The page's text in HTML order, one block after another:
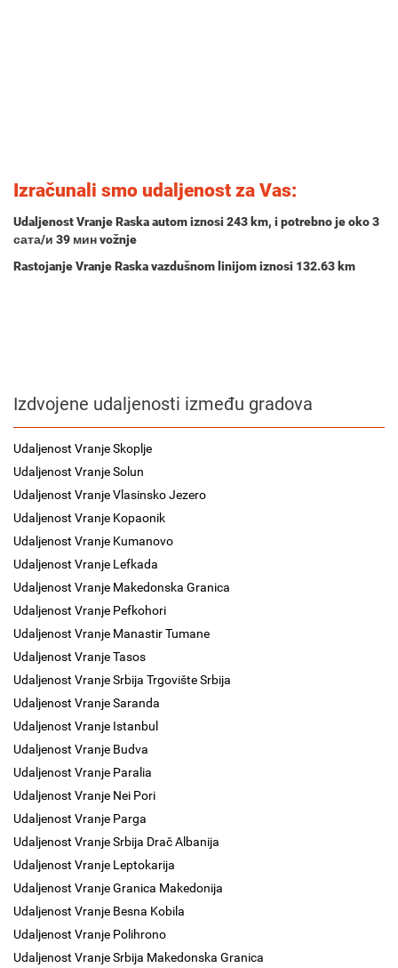
Izračunali smo udaljenost za Vas:
Udaljenost Vranje Raska autom iznosi 243 km, i potrebno je oko3
сата/и 39 минvožnje
Rastojanje Vranje Raska vazdušnom linijom iznosi 132.63 km
Izdvojene udaljenosti između gradova
Udaljenost Vranje Skoplje
Udaljenost Vranje Solun
Udaljenost Vranje Vlasinsko Jezero
Udaljenost Vranje Kopaonik
Udaljenost Vranje Kumanovo
Udaljenost Vranje Lefkada
Udaljenost Vranje Makedonska Granica
Udaljenost Vranje Pefkohori
Udaljenost Vranje Manastir Tumane
Udaljenost Vranje Tasos
Udaljenost Vranje Srbija Trgovište Srbija
Udaljenost Vranje Saranda
Udaljenost Vranje Istanbul
Udaljenost Vranje Budva
Udaljenost Vranje Paralia
Udaljenost Vranje Nei Pori
Udaljenost Vranje Parga
Udaljenost Vranje Srbija Drač Albanija
Udaljenost Vranje Leptokarija
Udaljenost Vranje Granica Makedonija
Udaljenost Vranje Besna Kobila
Udaljenost Vranje Polihrono
Udaljenost Vranje Srbija Makedonska Granica